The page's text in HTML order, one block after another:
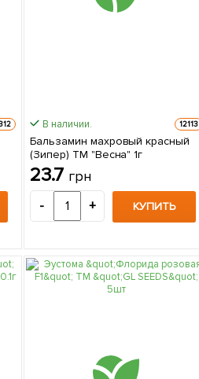
В наличии. 12113
Бальзамин махровый красный
(Зипер) ТМ "Весна" 1г
23.7 грн
- + КУПИТЬ